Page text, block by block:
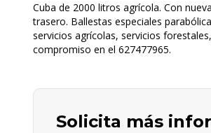
Cuba de 2000 litros agrícola. Con
trasero. Ballestas especiales
servicios agrícolas, servicios
compromiso en el 627477965.
Solicita más